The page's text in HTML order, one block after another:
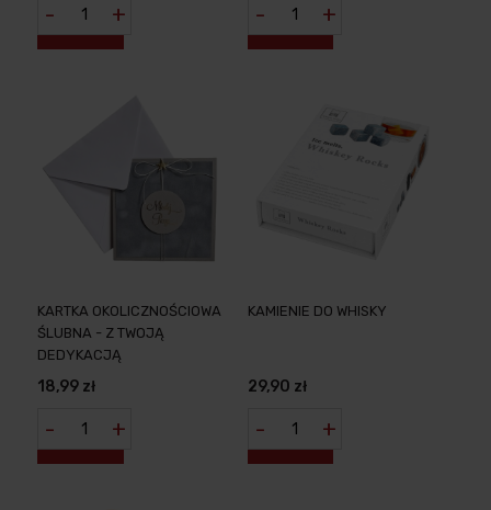
- + - +
KARTKA OKOLICZNOŚCIOWA
ŚLUBNA - Z TWOJĄ
DEDYKACJĄ
18,99 zł
- +
KAMIENIE DO WHISKY
29,90 zł
- +